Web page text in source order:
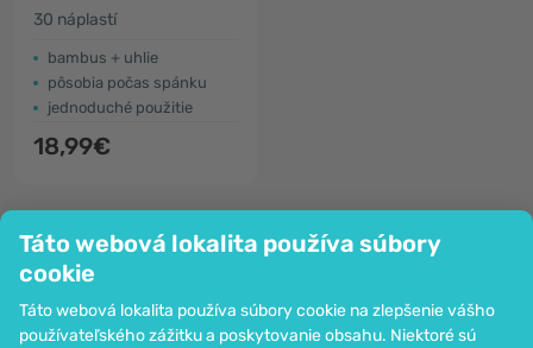
Táto webová lokalita používa súbory
cookie
Táto webová lokalita používa súbory cookie na zlepšenie vášho
používateľského zážitku a poskytovanie obsahu. Niektoré sú
30 náplastí
bambus + uhlie
pôsobia počas spánku
jednoduché použitie
18,99€